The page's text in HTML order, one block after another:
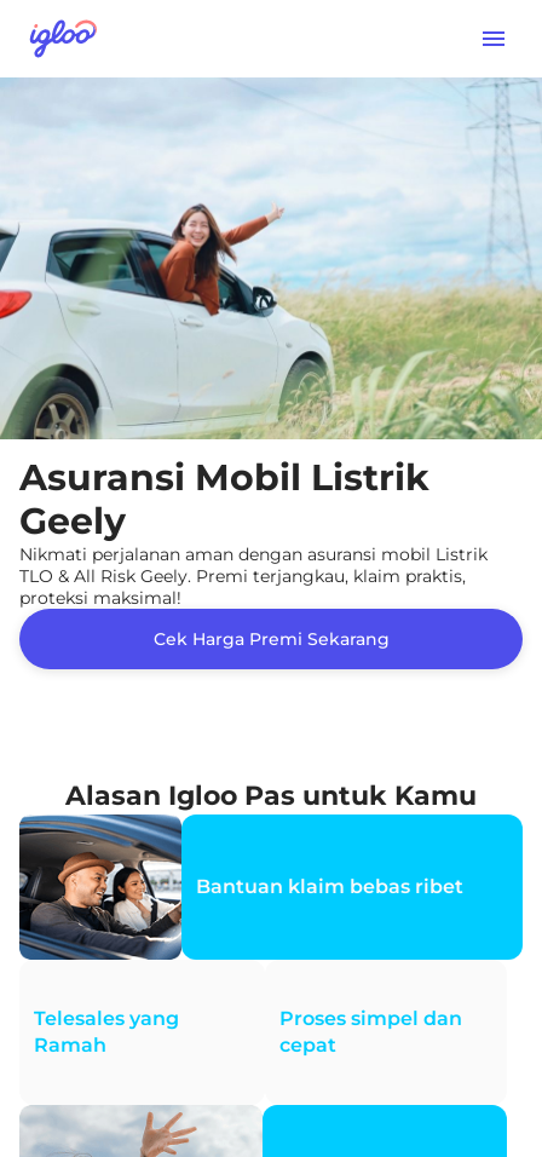
Asuransi Mobil Listrik
Geely
Nikmati perjalanan aman dengan asuransi mobil Listrik
TLO & All Risk Geely. Premi terjangkau, klaim praktis,
proteksi maksimal!
Cek Harga Premi Sekarang
Alasan Igloo Pas untuk Kamu
Bantuan klaim bebas ribet
Telesales yang
Ramah
Proses simpel dan
cepat